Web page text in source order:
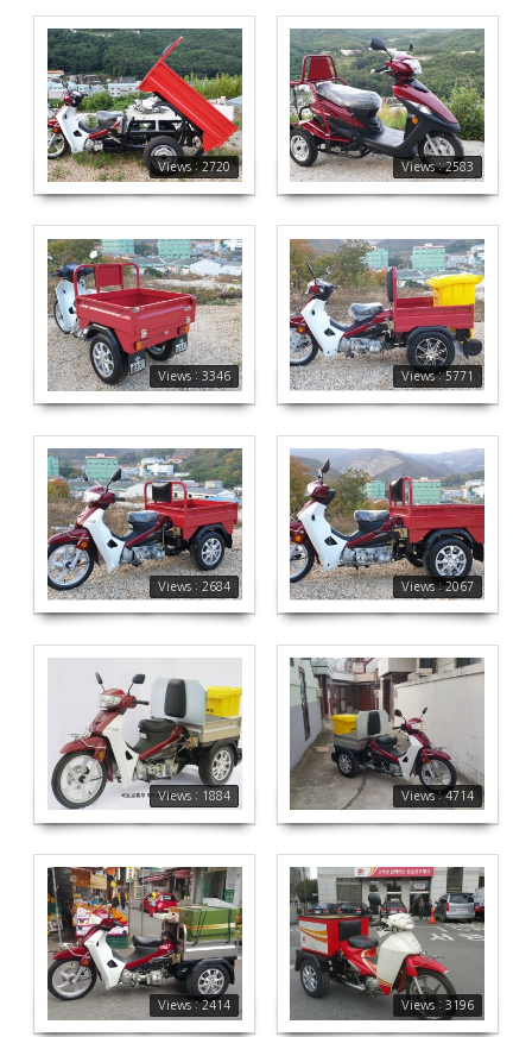
Views : 2720
2720
Views : 2583
2583
Views : 3346
3346
Views : 5771
5771
Views : 2684
2684
Views : 2067
2067
Views : 1884
1884
Views : 4714
4714
Views : 2414
2414
Views : 3196
3196